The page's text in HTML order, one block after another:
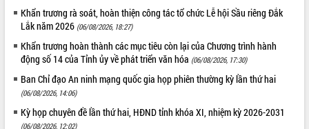
nhanh tiến độ các dự án trọng điểm
trong Khu kinh tế Nam Phú Yên
Hòn Yến phát triển du lịch gắn với bảo
tồn biển
Lấy ý kiến điều chỉnh Quy hoạch tỉnh
Đắk Lắk thời kỳ 2021-2030, tầm nhìn
đến năm 2050
Phát động chiến dịch 30 ngày đêm
Khẩn trương rà soát, hoàn thiện công tác tổ chức Lễ hội Sầu riêng Đắk
Lắk năm 2026 (06/08/2026, 18:27)
Khẩn trương hoàn thành các mục tiêu còn lại của Chương trình hành
động số 14 của Tỉnh ủy về phát triển văn hóa (06/08/2026, 17:30)
Ban Chỉ đạo An ninh mạng quốc gia họp phiên thường kỳ lần thứ hai
(06/08/2026, 14:06)
Kỳ họp chuyên đề lần thứ hai, HĐND tỉnh khóa XI, nhiệm kỳ 2026-2031
(06/08/2026, 12:02)